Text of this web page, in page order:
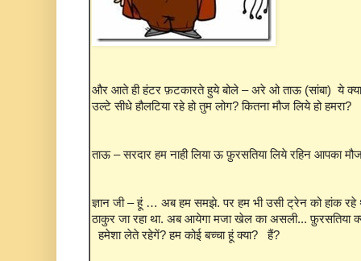
और आते ही हंटर फ़टकारते हुये बोले – अरे ओ ताऊ (सांबा) ये
उल्टे सीधे हौलटिया रहे हो तुम लोग? कितना मौज लिये हो हमरा?
ताऊ – सरदार हम नाही लिया ऊ फ़ुरसतिया लिये रहिन आपका
ज्ञान जी – हूं … अब हम समझे. पर हम भी उसी ट्रेन को हांक
ठाकुर जा रहा था. अब आयेगा मजा खेल का असली... फ़ुरसतिया
हमेशा लेते रहेगें? हम कोई बच्चा हूं क्या? हैं?